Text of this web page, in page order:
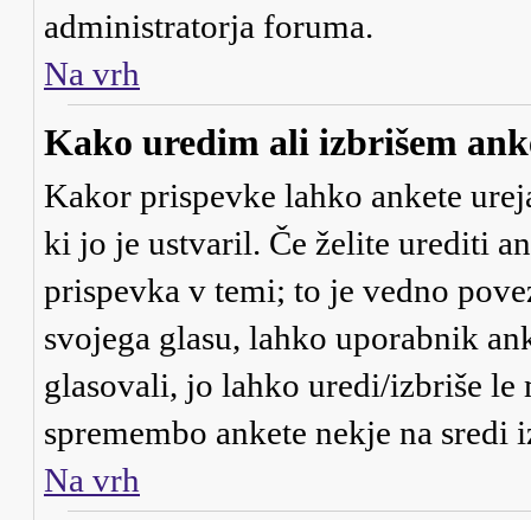
administratorja foruma.
Na vrh
Kako uredim ali izbrišem
Kakor prispevke lahko ankete
ki jo je ustvaril. Če želite urediti
prispevka v temi; to je vedno
svojega glasu, lahko uporabnik
glasovali, jo lahko uredi/izbriše le
spremembo ankete nekje na sredi
Na vrh